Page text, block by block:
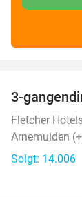
3-
Fletcher
Arnemuiden
Solgt: 14.006